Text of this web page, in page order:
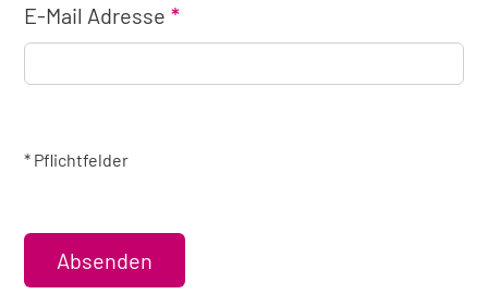
E-Mail Adresse
* Pflichtfelder
Absenden